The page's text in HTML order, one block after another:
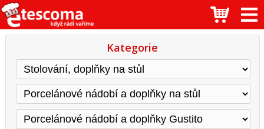
Kategorie